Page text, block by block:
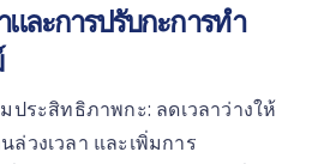
และการปรับกะการทำ
ประสิทธิภาพกะ: ลดเวลาว่างให้
วงเวลา และเพิ่มการ